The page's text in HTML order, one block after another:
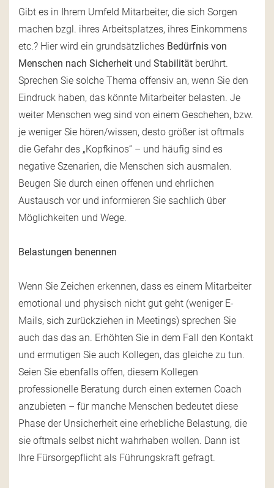
Gibt es in Ihrem Umfeld Mitarbeiter, die sich Sorgen
machen bzgl. ihres Arbeitsplatzes, ihres Einkommens
etc.? Hier wird ein grundsätzliches Bedürfnis von
Menschen nach Sicherheit und Stabilität berührt.
Sprechen Sie solche Thema offensiv an, wenn Sie den
Eindruck haben, das könnte Mitarbeiter belasten. Je
weiter Menschen weg sind von einem Geschehen, bzw.
je weniger Sie hören/wissen, desto größer ist oftmals
die Gefahr des „Kopfkinos“ – und häufig sind es
negative Szenarien, die Menschen sich ausmalen.
Beugen Sie durch einen offenen und ehrlichen
Austausch vor und informieren Sie sachlich über
Möglichkeiten und Wege.
Belastungen benennen
Wenn Sie Zeichen erkennen, dass es einem Mitarbeiter
emotional und physisch nicht gut geht (weniger E-
Mails, sich zurückziehen in Meetings) sprechen Sie
auch das das an. Erhöhten Sie in dem Fall den Kontakt
und ermutigen Sie auch Kollegen, das gleiche zu tun.
Seien Sie ebenfalls offen, diesem Kollegen
professionelle Beratung durch einen externen Coach
anzubieten – für manche Menschen bedeutet diese
Phase der Unsicherheit eine erhebliche Belastung, die
sie oftmals selbst nicht wahrhaben wollen. Dann ist
Ihre Fürsorgepflicht als Führungskraft gefragt.